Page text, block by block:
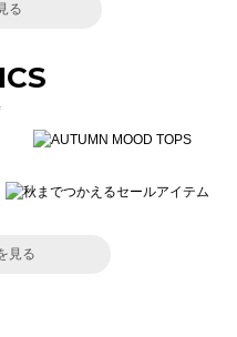
る
見る